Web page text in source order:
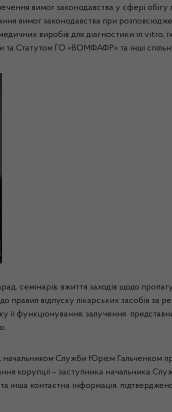
вимог законодавства у сфері обігу
вимог законодавства при
виробів для діагностики in vitro,
Статутом ГО «ВОМФАФР» та інші
семінарів, вжиття заходів щодо
правил відпуску лікарських засобів за
її функціонування, залучення
начальником Служби Юрієм Гальченком
корупції – заступника начальника
інша контактна інформація,